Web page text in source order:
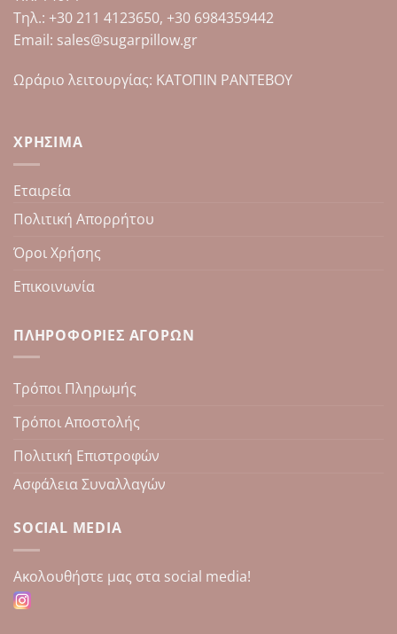
Tηλ.: +30 211 4123650, +30 6984359442
Email: sales@sugarpillow.gr
Ωράριο λειτουργίας: ΚΑΤΟΠΙΝ ΡΑΝΤΕΒΟΥ
ΧΡΉΣΙΜΑ
Εταιρεία
Πολιτική Απορρήτου
Όροι Χρήσης
Επικοινωνία
ΠΛΗΡΟΦΟΡΊΕΣ ΑΓΟΡΏΝ
Τρόποι Πληρωμής
Τρόποι Αποστολής
Πολιτική Επιστροφών
Ασφάλεια Συναλλαγών
SOCIAL MEDIA
Aκολουθήστε μας στα social media!